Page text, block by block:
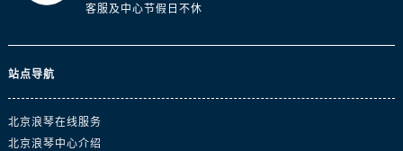
客服及中心节假日不休
站点导航
北京浪琴在线服务
北京浪琴中心介绍